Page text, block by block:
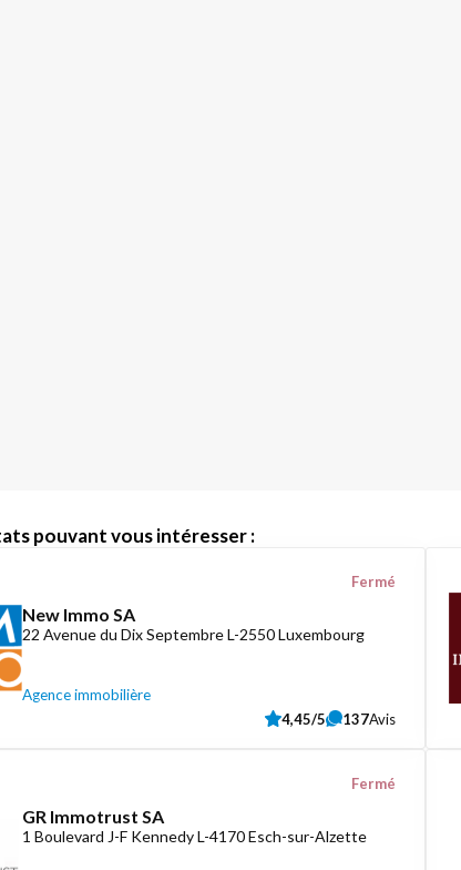
pouvant vous intéresser :
New Immo SA
22 Avenue du Dix Septembre L-2550 Luxembourg
Agence immobilière
Fermé
4,45/5 137Avis
GR Immotrust SA
1 Boulevard J-F Kennedy L-4170 Esch-sur-Alzette
Fermé